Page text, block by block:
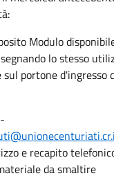
Modulo
lo stesso
portone d'ingresso
e recapito
da smaltire